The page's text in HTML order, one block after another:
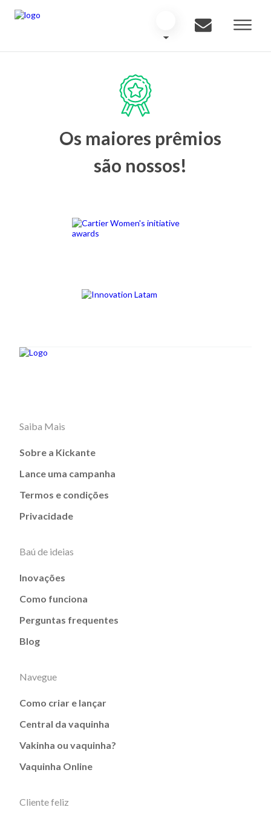
Os maiores prêmios
são nossos!
Saiba Mais
Sobre a Kickante
Lance uma campanha
Termos e condições
Privacidade
Baú de ideias
Inovações
Como funciona
Perguntas frequentes
Blog
Navegue
Como criar e lançar
Central da vaquinha
Vakinha ou vaquinha?
Vaquinha Online
Cliente feliz